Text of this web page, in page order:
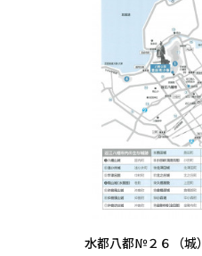
水都八都№２６（城）